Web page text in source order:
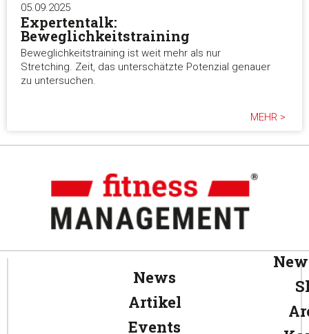
05.09.2025
Expertentalk:
Beweglichkeitstraining
Beweglichkeitstraining ist weit mehr als nur
Stretching. Zeit, das unterschätzte Potenzial genauer
zu untersuchen.
MEHR >
News
Artikel
Events